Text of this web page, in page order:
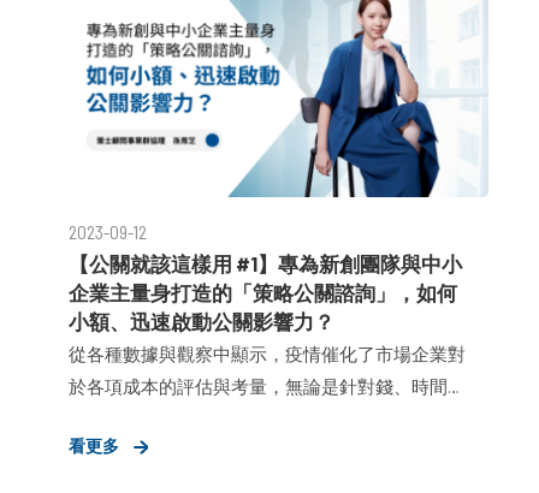
2023-09-12
【公關就該這樣用 #1】專為新創團隊與中小
企業主量身打造的「策略公關諮詢」，如何
小額、迅速啟動公關影響力？
從各種數據與觀察中顯示，疫情催化了市場企業對
於各項成本的評估與考量，無論是針對錢、時間、
略、有效應用，降低不必要的成本、提升時間效
看更多